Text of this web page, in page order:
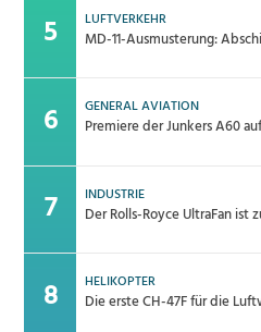
LUFTVERKEHR
MD-11-Ausmusterung:
GENERAL AVIATION
Premiere der Junkers A60
INDUSTRIE
Der Rolls-Royce UltraFan ist
HELIKOPTER
Die erste CH-47F für die